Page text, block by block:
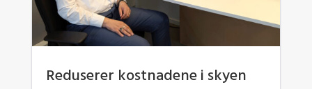
Reduserer kostnadene i skyen